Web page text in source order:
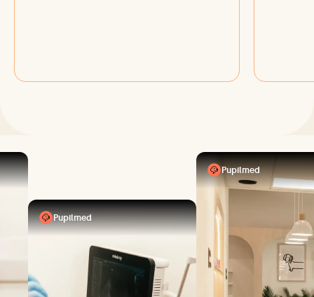
Pupilmed
Pupilmed